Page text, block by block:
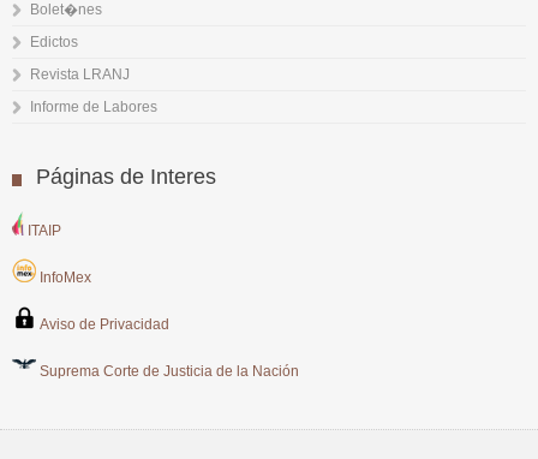
Bolet�nes
Edictos
Revista LRANJ
Informe de Labores
Páginas de Interes
ITAIP
InfoMex
Aviso de Privacidad
Suprema Corte de Justicia de la Nación